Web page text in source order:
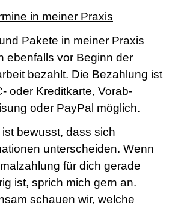
in meiner Praxis
Pakete in meiner Praxis
ebenfalls vor Beginn der
bezahlt. Die Bezahlung ist
oder Kreditkarte, Vorab-
oder PayPal möglich.
ist bewusst, dass sich
unterscheiden. Wenn
für dich gerade
ist, sprich mich gern an.
schauen wir, welche